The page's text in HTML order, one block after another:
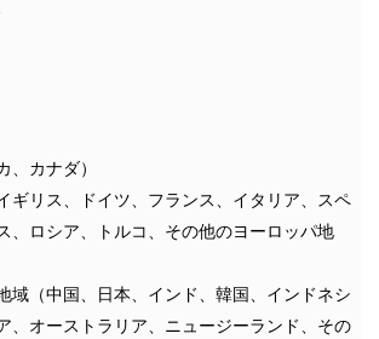
、カナダ）
ギリス、ドイツ、フランス、イタリア、スペ
、ロシア、トルコ、その他のヨーロッパ地
域（中国、日本、インド、韓国、インドネシ
、オーストラリア、ニュージーランド、その